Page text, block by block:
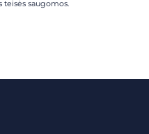
teisės saugomos.